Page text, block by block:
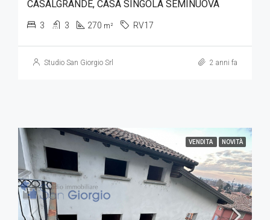
CASALGRANDE, CASA SINGOLA SEMINUOVA
3 3 270 m² RV17
Studio San Giorgio Srl 2 anni fa
VENDITA NOVITÀ